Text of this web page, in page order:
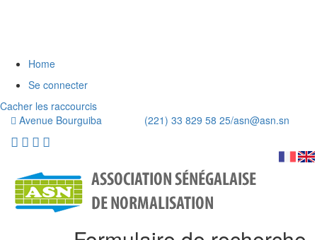
Home
Se connecter
Cacher les raccourcis
Avenue Bourguiba (221) 33 829 58 25/asn@asn.sn